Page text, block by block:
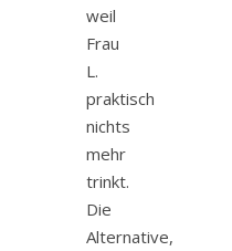
weil
Frau
L.
praktisch
nichts
mehr
trinkt.
Die
Alternative,